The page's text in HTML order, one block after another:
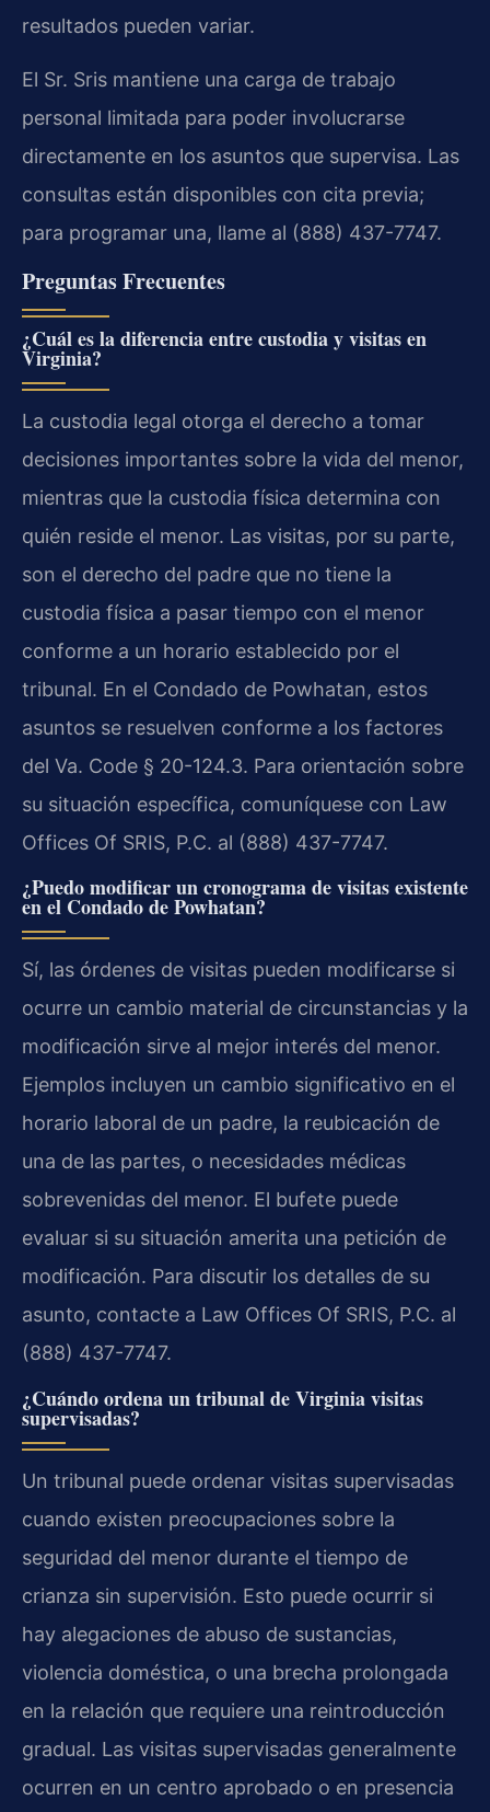
resultados pueden variar.
El Sr. Sris mantiene una carga de trabajo
personal limitada para poder involucrarse
directamente en los asuntos que supervisa. Las
consultas están disponibles con cita previa;
para programar una, llame al (888) 437-7747.
Preguntas Frecuentes
¿Cuál es la diferencia entre custodia y visitas en
Virginia?
La custodia legal otorga el derecho a tomar
decisiones importantes sobre la vida del menor,
mientras que la custodia física determina con
quién reside el menor. Las visitas, por su parte,
son el derecho del padre que no tiene la
custodia física a pasar tiempo con el menor
conforme a un horario establecido por el
tribunal. En el Condado de Powhatan, estos
asuntos se resuelven conforme a los factores
del Va. Code § 20-124.3. Para orientación sobre
su situación específica, comuníquese con Law
Offices Of SRIS, P.C. al (888) 437-7747.
¿Puedo modificar un cronograma de visitas existente
en el Condado de Powhatan?
Sí, las órdenes de visitas pueden modificarse si
ocurre un cambio material de circunstancias y la
modificación sirve al mejor interés del menor.
Ejemplos incluyen un cambio significativo en el
horario laboral de un padre, la reubicación de
una de las partes, o necesidades médicas
sobrevenidas del menor. El bufete puede
evaluar si su situación amerita una petición de
modificación. Para discutir los detalles de su
asunto, contacte a Law Offices Of SRIS, P.C. al
(888) 437-7747.
¿Cuándo ordena un tribunal de Virginia visitas
supervisadas?
Un tribunal puede ordenar visitas supervisadas
cuando existen preocupaciones sobre la
seguridad del menor durante el tiempo de
crianza sin supervisión. Esto puede ocurrir si
hay alegaciones de abuso de sustancias,
violencia doméstica, o una brecha prolongada
en la relación que requiere una reintroducción
gradual. Las visitas supervisadas generalmente
ocurren en un centro aprobado o en presencia